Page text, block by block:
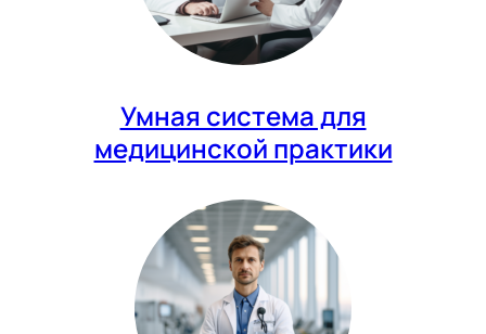
Умная система для
медицинской практики